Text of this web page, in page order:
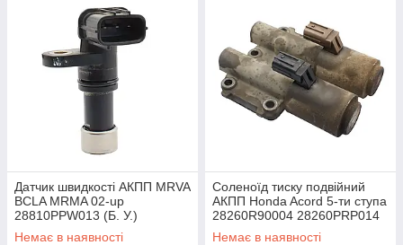
Датчик швидкості АКПП MRVA
BCLA MRMA 02-up
28810PPW013 (Б. У.)
Немає в наявності
Соленоїд тиску подвійний
АКПП Honda Acord 5-ти ступа
28260R90004 28260PRP014
(Б. У.)
Немає в наявності